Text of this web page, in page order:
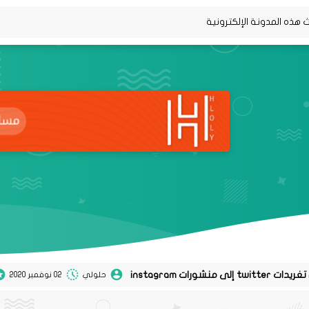
حلولي 02 نوفمبر 2020 0